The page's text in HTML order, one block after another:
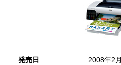
発売日 2008年2月